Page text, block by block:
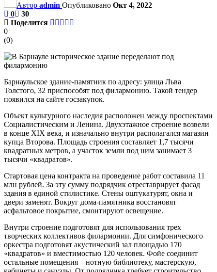
Автор admin Опубликовано Окт 4, 2022
0
30
Поделится
0
(0)
Барнаульское здание-памятник по адресу: улица Льва
Толстого, 32 приспособят под филармонию. Такой тендер
появился на сайте госзакупок.
Объект культурного наследия расположен между проспектами
Социалистическим и Ленина. Двухэтажное строение возвели
в конце XIX века, и изначально внутри располагался магазин
купца Второва. Площадь строения составляет 1,7 тысячи
квадратных метров, а участок земли под ним занимает 3
тысячи «квадратов».
Стартовая цена контракта на проведение работ составила 11
млн рублей. За эту сумму подрядчик отреставрирует фасад
здания в единой стилистике. Стены оштукатурят, окна и
двери заменят. Вокруг дома-памятника восстановят
асфальтовое покрытие, смонтируют освещение.
Внутри строение подготовят для использования трех
творческих коллективов филармонии. Для симфонического
оркестра подготовят акустический зал площадью 170
«квадратов» и вместимостью 120 человек. Фойе соединит
остальные помещения – нотную библиотеку, мастерскую,